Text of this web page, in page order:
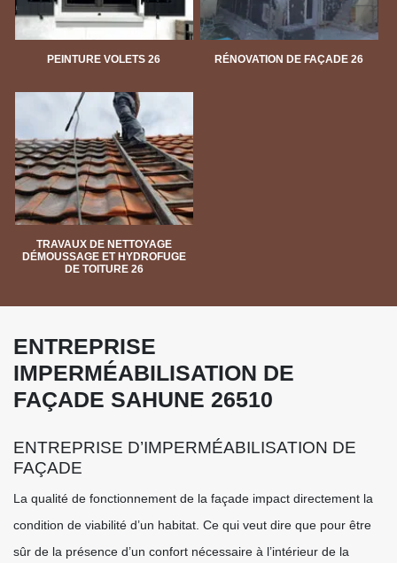
PEINTURE VOLETS 26 RÉNOVATION DE FAÇADE 26
TRAVAUX DE NETTOYAGE
DÉMOUSSAGE ET HYDROFUGE
DE TOITURE 26
ENTREPRISE
IMPERMÉABILISATION DE
FAÇADE SAHUNE 26510
ENTREPRISE D’IMPERMÉABILISATION DE
FAÇADE
La qualité de fonctionnement de la façade impact directement la
condition de viabilité d’un habitat. Ce qui veut dire que pour être
sûr de la présence d’un confort nécessaire à l’intérieur de la